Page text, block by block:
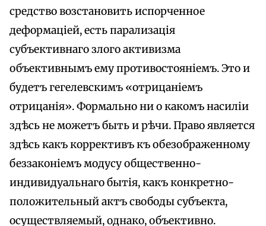
средство возстановить испорченное
деформаціей, есть парализація
субъективнаго злого активизма
объективнымъ ему противостояніемъ. Это и
будетъ гегелевскимъ «отрицаніемъ
отрицанія». Формально ни о какомъ насиліи
здѣсь не можетъ быть и рѣчи. Право является
здѣсь какъ коррективъ къ обезображенному
беззаконіемъ модусу общественно-
индивидуальнаго бытія, какъ конкретно-
положительный актъ свободы субъекта,
осуществляемый, однако, объективно.